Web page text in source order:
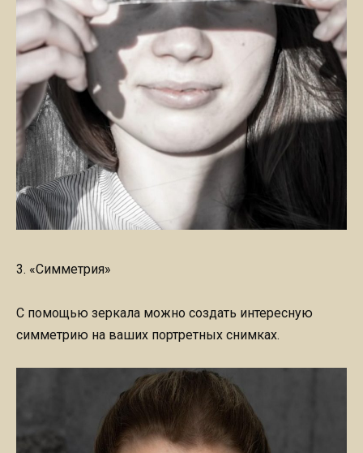
3. «Симметрия»
С помощью зеркала можно создать интересную
симметрию на ваших портретных снимках.